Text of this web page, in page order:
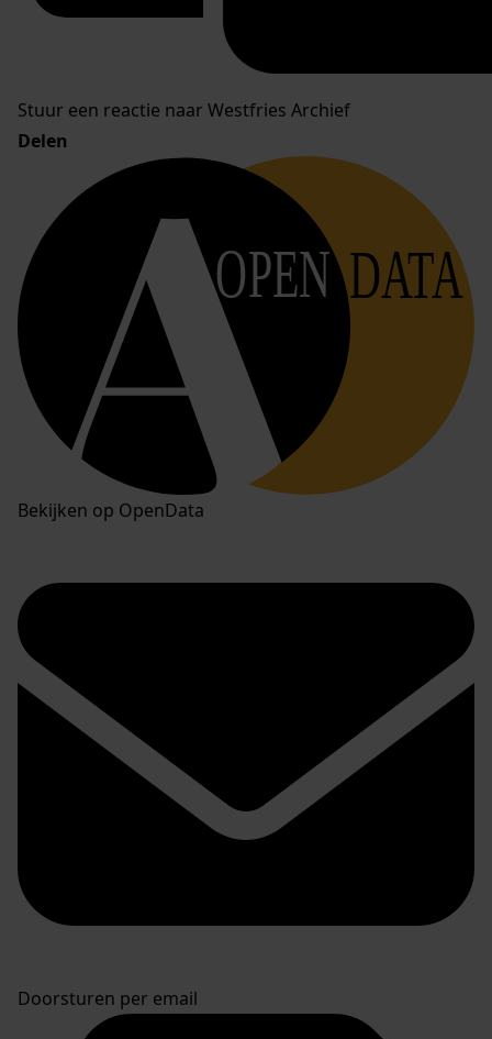
Stuur een reactie naar Westfries Archief
Delen
OPEN DATA
Bekijken op OpenData
Doorsturen per email